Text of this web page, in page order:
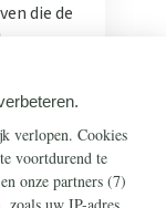
die de